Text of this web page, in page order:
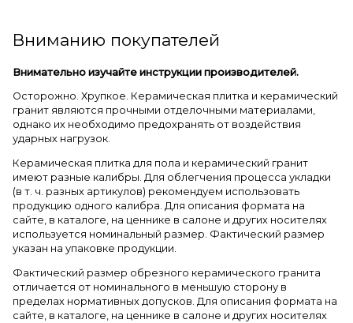
Вниманию покупателей
Внимательно изучайте инструкции производителей.
Осторожно. Хрупкое. Керамическая плитка и керамический
гранит являются прочными отделочными материалами,
однако их необходимо предохранять от воздействия
ударных нагрузок.
Керамическая плитка для пола и керамический гранит
имеют разные калибры. Для облегчения процесса укладки
(в т. ч. разных артикулов) рекомендуем использовать
продукцию одного калибра. Для описания формата на
сайте, в каталоге, на ценнике в салоне и других носителях
используется номинальный размер. Фактический размер
указан на упаковке продукции.
Фактический размер обрезного керамического гранита
отличается от номинального в меньшую сторону в
пределах нормативных допусков. Для описания формата на
сайте, в каталоге, на ценнике в салоне и других носителях